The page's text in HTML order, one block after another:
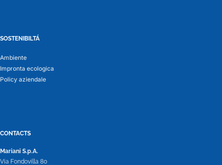
SOSTENIBILTÁ
Ambiente
Impronta ecologica
Policy aziendale
CONTACTS
Mariani S.p.A.
Via Fondovilla 80